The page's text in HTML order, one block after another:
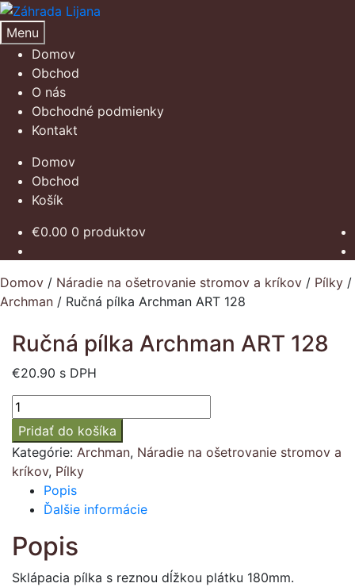
Preskočiť
na
navigáciu
Preskočiť
na
obsah
Menu
Domov
Obchod
O nás
Obchodné podmienky
Kontakt
Domov
Obchod
Košík
€0.00 0 produktov
Domov / Náradie na ošetrovanie stromov a kríkov / Pílky /
Archman / Ručná pílka Archman ART 128
Ručná pílka Archman ART 128
€20.90 s DPH
množstvo
Ručná
pílka
Archman
ART
Pridať do košíka
Kategórie: Archman, Náradie na ošetrovanie stromov a
kríkov, Pílky
Popis
Ďalšie informácie
Popis
Sklápacia pílka s reznou dĺžkou plátku 180mm.